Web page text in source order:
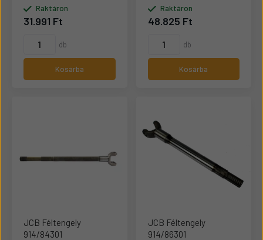
Raktáron
31.991 Ft
db
Kosárba
Raktáron
48.825 Ft
db
Kosárba
JCB Féltengely
914/84301
JCB Féltengely
914/86301